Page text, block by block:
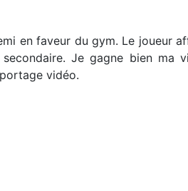
en faveur du gym. Le joueur
Je gagne bien ma
vidéo.